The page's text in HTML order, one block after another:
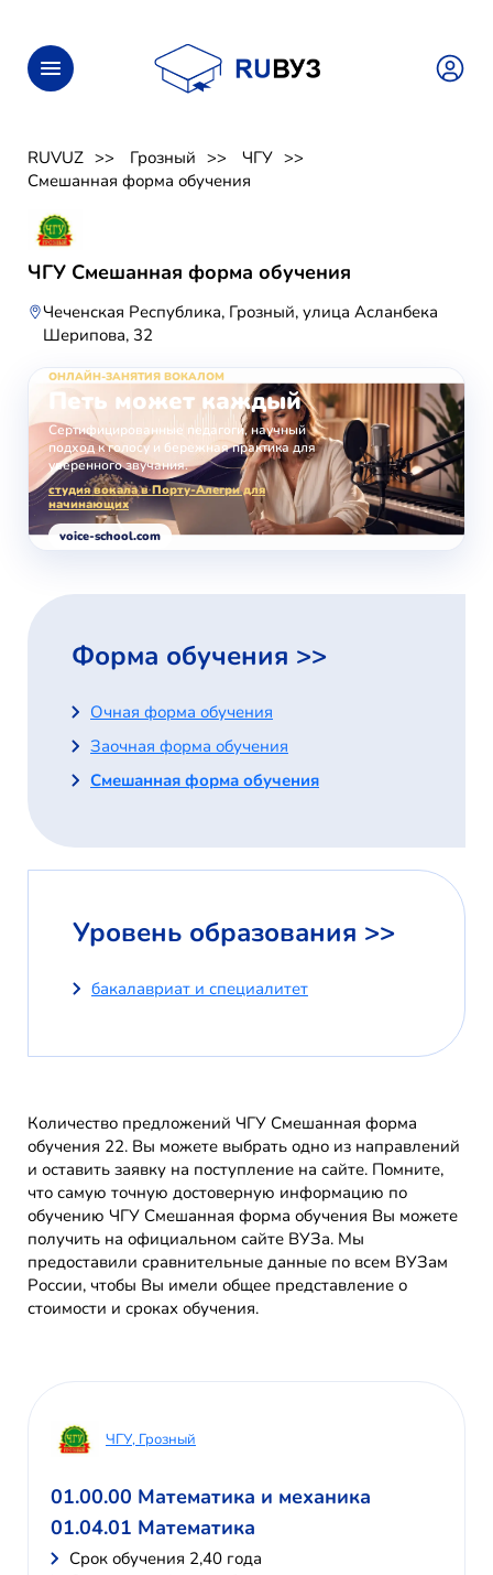
RUVUZ Грозный
ЧГУ
Смешанная форма обучения
ЧГУ Смешанная форма обучения
Чеченская Республика, Грозный, улица Асланбека
Шерипова, 32
ОНЛАЙН-ЗАНЯТИЯ ВОКАЛОМ
Петь может каждый
Сертифицированные педагоги, научный
подход к голосу и бережная практика для
уверенного звучания.
студия вокала в Порту-Алегри для
начинающих
voice-school.com
Форма обучения >>
Очная форма обучения
Заочная форма обучения
Смешанная форма обучения
Уровень образования >>
бакалавриат и специалитет
Количество предложений ЧГУ Смешанная форма
обучения 22. Вы можете выбрать одно из направлений
и оставить заявку на поступление на сайте. Помните,
что самую точную достоверную информацию по
обучению ЧГУ Смешанная форма обучения Вы можете
получить на официальном сайте ВУЗа. Мы
предоставили сравнительные данные по всем ВУЗам
России, чтобы Вы имели общее представление о
стоимости и сроках обучения.
ЧГУ, Грозный
01.00.00 Математика и механика
01.04.01 Математика
Cрок обучения 2,40 года